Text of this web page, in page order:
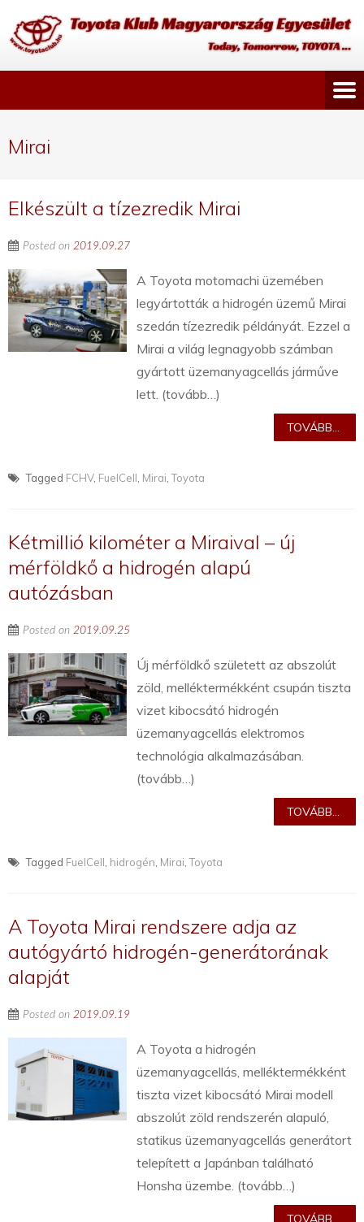
Mirai
Elkészült a tízezredik Mirai
Posted on 2019.09.27
A Toyota motomachi üzemében
legyártották a hidrogén üzemű Mirai
szedán tízezredik példányát. Ezzel a
Mirai a világ legnagyobb számban
gyártott üzemanyagcellás járműve
lett. (tovább…)
TOVÁBB...
Tagged FCHV, FuelCell Mirai ,Toyota
Kétmillió kilométer a Miraival – új
mérföldkő a hidrogén alapú
autózásban
Posted on 2019.09.25
Új mérföldkő született az abszolút
zöld, melléktermékként csupán tiszta
vizet kibocsátó hidrogén
üzemanyagcellás elektromos
technológia alkalmazásában.
(tovább…)
TOVÁBB...
Tagged FuelCell hidrogén Mirai ,Toyota
A Toyota Mirai rendszere adja az
autógyártó hidrogén-generátorának
alapját
Posted on 2019.09.19
A Toyota a hidrogén
üzemanyagcellás, melléktermékként
tiszta vizet kibocsátó Mirai modell
abszolút zöld rendszerén alapuló,
statikus üzemanyagcellás generátort
telepített a Japánban található
Honsha üzembe. (tovább…)
TOVÁBB...